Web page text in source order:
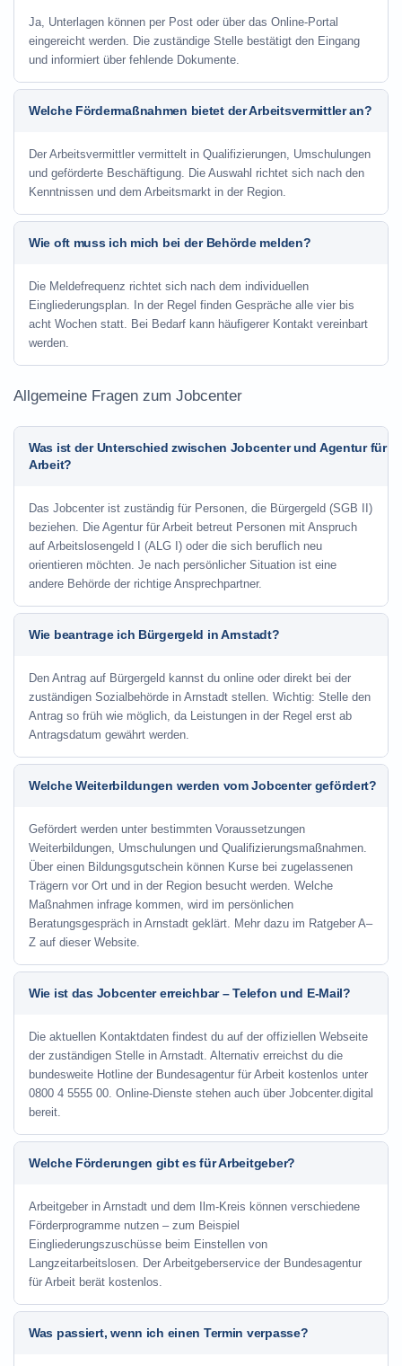
Ja, Unterlagen können per Post oder über das Online-Portal
eingereicht werden. Die zuständige Stelle bestätigt den Eingang
und informiert über fehlende Dokumente.
Welche Fördermaßnahmen bietet der Arbeitsvermittler an?
Der Arbeitsvermittler vermittelt in Qualifizierungen, Umschulungen
und geförderte Beschäftigung. Die Auswahl richtet sich nach den
Kenntnissen und dem Arbeitsmarkt in der Region.
Wie oft muss ich mich bei der Behörde melden?
Die Meldefrequenz richtet sich nach dem individuellen
Eingliederungsplan. In der Regel finden Gespräche alle vier bis
acht Wochen statt. Bei Bedarf kann häufigerer Kontakt vereinbart
werden.
Allgemeine Fragen zum Jobcenter
Was ist der Unterschied zwischen Jobcenter und Agentur für
Arbeit?
Das Jobcenter ist zuständig für Personen, die Bürgergeld (SGB II)
beziehen. Die Agentur für Arbeit betreut Personen mit Anspruch
auf Arbeitslosengeld I (ALG I) oder die sich beruflich neu
orientieren möchten. Je nach persönlicher Situation ist eine
andere Behörde der richtige Ansprechpartner.
Wie beantrage ich Bürgergeld in Arnstadt?
Den Antrag auf Bürgergeld kannst du online oder direkt bei der
zuständigen Sozialbehörde in Arnstadt stellen. Wichtig: Stelle den
Antrag so früh wie möglich, da Leistungen in der Regel erst ab
Antragsdatum gewährt werden.
Welche Weiterbildungen werden vom Jobcenter gefördert?
Gefördert werden unter bestimmten Voraussetzungen
Weiterbildungen, Umschulungen und Qualifizierungsmaßnahmen.
Über einen Bildungsgutschein können Kurse bei zugelassenen
Trägern vor Ort und in der Region besucht werden. Welche
Maßnahmen infrage kommen, wird im persönlichen
Beratungsgespräch in Arnstadt geklärt. Mehr dazu im Ratgeber A–
Z auf dieser Website.
Wie ist das Jobcenter erreichbar – Telefon und E-Mail?
Die aktuellen Kontaktdaten findest du auf der offiziellen Webseite
der zuständigen Stelle in Arnstadt. Alternativ erreichst du die
bundesweite Hotline der Bundesagentur für Arbeit kostenlos unter
0800 4 5555 00. Online-Dienste stehen auch über Jobcenter.digital
bereit.
Welche Förderungen gibt es für Arbeitgeber?
Arbeitgeber in Arnstadt und dem Ilm-Kreis können verschiedene
Förderprogramme nutzen – zum Beispiel
Eingliederungszuschüsse beim Einstellen von
Langzeitarbeitslosen. Der Arbeitgeberservice der Bundesagentur
für Arbeit berät kostenlos.
Was passiert, wenn ich einen Termin verpasse?